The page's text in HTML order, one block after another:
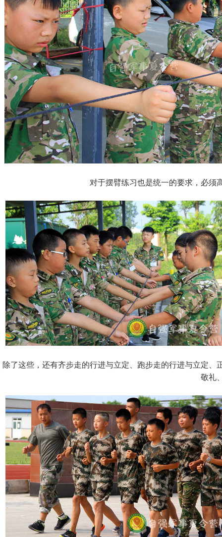
对于摆臂练习也是统一的要求，必须
除了这些，还有齐步走的行进与立定、跑步走的行进与立定
敬礼